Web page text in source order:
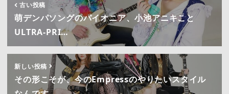
古い投稿
萌デンパソングのパイオニア、小池アニキこと
ULTRA-PRI…
新しい投稿
その形こそが、今のEmpressのやりたいスタイル